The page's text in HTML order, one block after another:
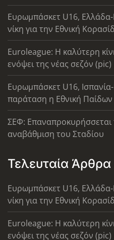
Ευρωμπάσκετ U16,
νίκη για την Εθνική
Euroleague: Η καλύτερη
ενόψει της νέας σεζόν (pic)
Ευρωμπάσκετ U16,
παράταση η Εθνική Παίδων
ΣΕΦ: Επαναπροκυρήσσεται
αναβάθμιση του Σταδίου
Τελευταία Άρθρα
Ευρωμπάσκετ U16,
νίκη για την Εθνική
Euroleague: Η καλύτερη
ενόψει της νέας σεζόν (pic)